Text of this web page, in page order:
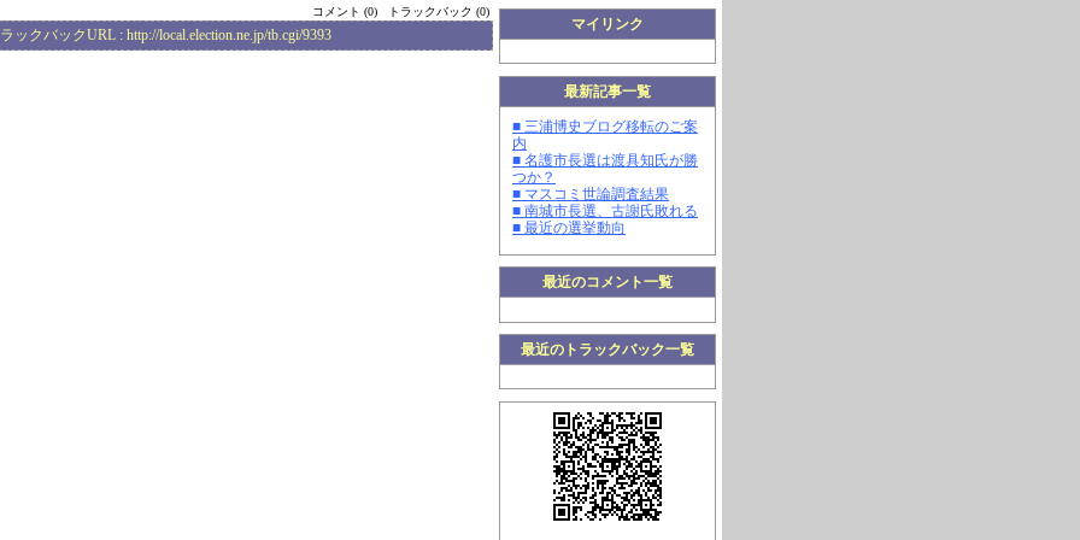
マイリンク
最新記事一覧
■ 三浦博史ブログ移転のご案
内
■ 名護市長選は渡具知氏が勝
つか？
■ マスコミ世論調査結果
■ 南城市長選、古謝氏敗れる
■ 最近の選挙動向
最近のコメント一覧
最近のトラックバック一覧
コメント (0) トラックバック (0)
ラックバックURL : http://local.election.ne.jp/tb.cgi/9393